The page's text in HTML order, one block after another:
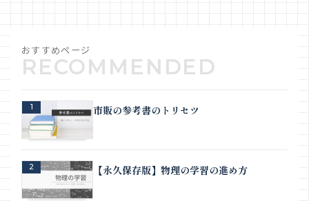
おすすめページ
1 市販の参考書のトリセツ
2 【永久保存版】物理の学習の進め方